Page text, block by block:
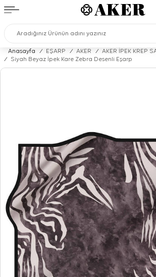
Anasayfa / EŞARP / AKER /
AKER İPEK KREP
/
Siyah Beyaz İpek Kare Zebra Desenli Eşarp